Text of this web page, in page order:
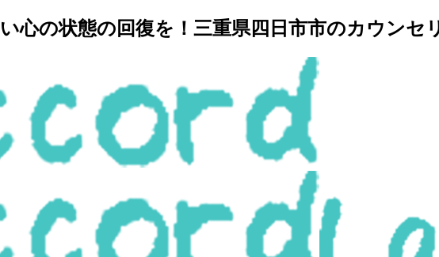
心の状態の回復を！三重県四日市市のカウンセ